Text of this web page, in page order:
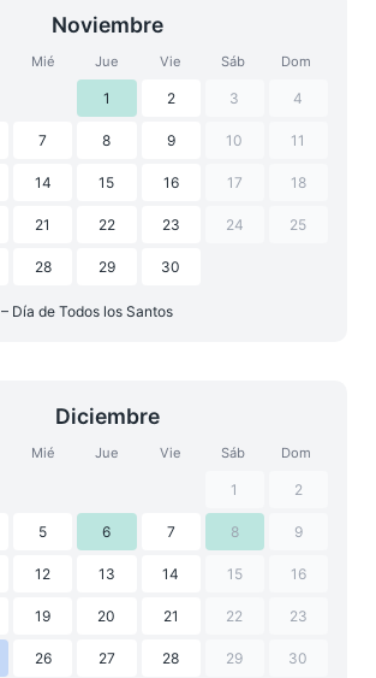
Noviembre
Mié Jue Vie Sáb Dom
1 2 3 4
7 8 9 10 11
14 15 16 17 18
21 22 23 24 25
28 29 30
– Día de Todos los Santos
Diciembre
Mié Jue Vie Sáb Dom
1 2
5 6 7 8 9
12 13 14 15 16
19 20 21 22 23
26 27 28 29 30